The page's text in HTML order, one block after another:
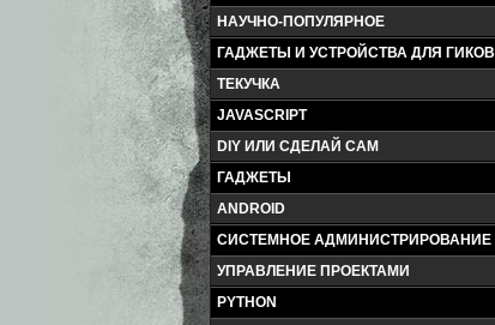
НАУЧНО-ПОПУЛЯРНОЕ
ГАДЖЕТЫ И УСТРОЙСТВА ДЛЯ ГИКОВ
ТЕКУЧКА
JAVASCRIPT
DIY ИЛИ СДЕЛАЙ САМ
ГАДЖЕТЫ
ANDROID
СИСТЕМНОЕ АДМИНИСТРИРОВАНИЕ
УПРАВЛЕНИЕ ПРОЕКТАМИ
PYTHON